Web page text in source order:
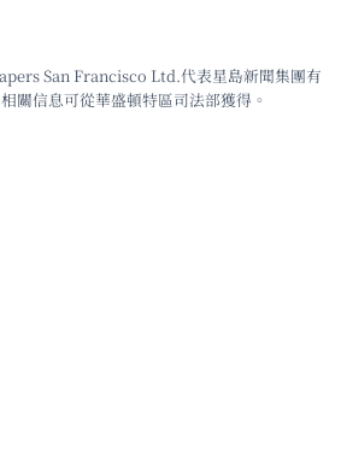
San Francisco Ltd.代表星島新聞集團有
關信息可從華盛頓特區司法部獲得。